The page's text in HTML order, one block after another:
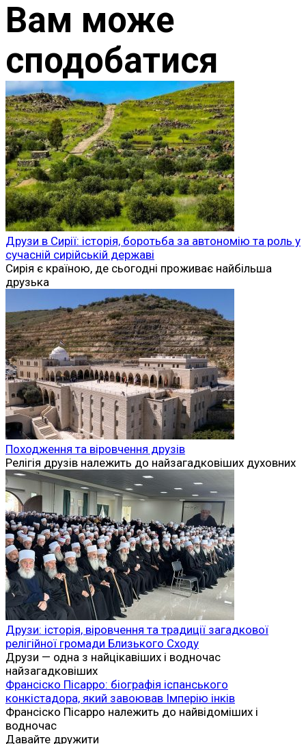
Вам може
сподобатися
Друзи в Сирії: історія, боротьба за автономію та роль у
сучасній сирійській державі
Сирія є країною, де сьогодні проживає найбільша
друзька
Походження та віровчення друзів
Релігія друзів належить до найзагадковіших духовних
Друзи: історія, віровчення та традиції загадкової
релігійної громади Близького Сходу
Друзи — одна з найцікавіших і водночас
найзагадковіших
Франсіско Пісарро: біографія іспанського
конкістадора, який завоював Імперію інків
Франсіско Пісарро належить до найвідоміших і
водночас
Давайте дружити